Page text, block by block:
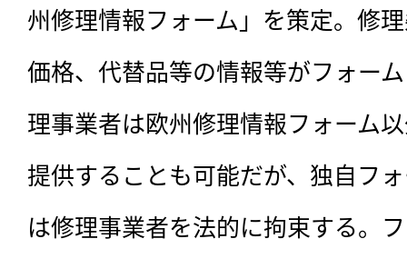
州修理情報フォーム」を策定。修
価格、代替品等の情報等がフォー
理事業者は欧州修理情報フォーム
提供することも可能だが、独自フ
は修理事業者を法的に拘束する。